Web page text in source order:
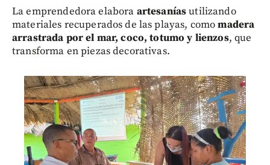
La emprendedora elabora artesaníasutilizando
materiales recuperados de las playas, comomadera
arrastrada por el mar, coco, totumo y lienzos, que
transforma en piezas decorativas.